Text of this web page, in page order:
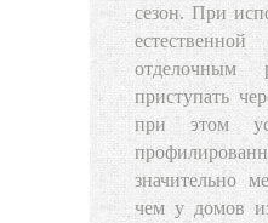
сезон. При
отделочным
приступать
при этом
значительно
чем у домов